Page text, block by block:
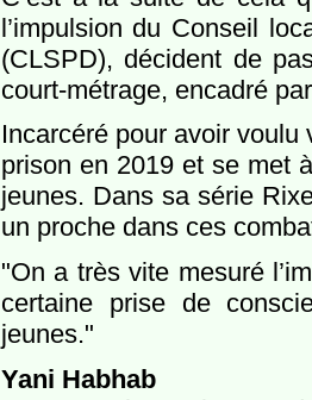
l’impulsion du Conseil
(CLSPD), décident de
court-métrage, encadré
Incarcéré pour avoir
prison en 2019 et se met
jeunes. Dans sa série
un proche dans ces
"On a très vite mesuré
certaine prise de
jeunes."
Yani Habhab